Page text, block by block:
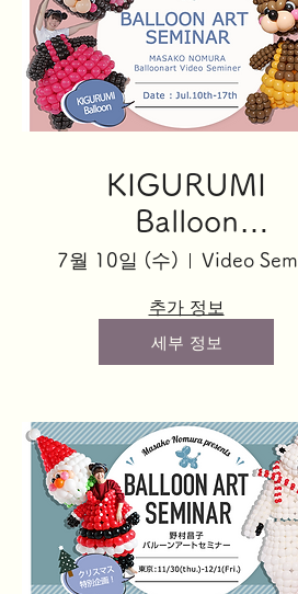
KIGURUMI
Balloon
Basic「Teddy the
Baddy」
7월 10일 (수)
추가 정보
세부 정보